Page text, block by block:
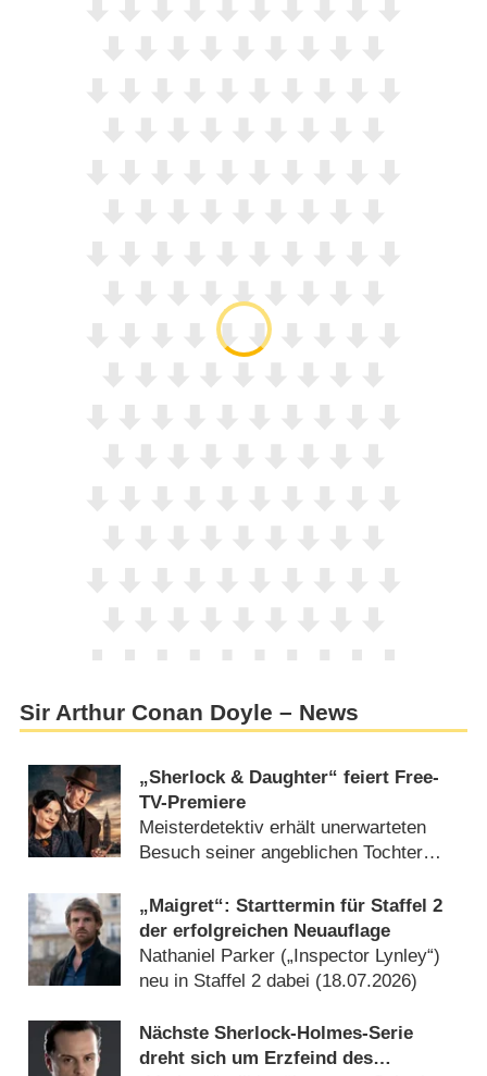
Sir Arthur Conan Doyle – News
„Sherlock & Daughter“ feiert Free-
TV-Premiere
Meisterdetektiv erhält unerwarteten
Besuch seiner angeblichen Tochter
„Maigret“: Starttermin für Staffel 2
der erfolgreichen Neuauflage
Nathaniel Parker („Inspector Lynley“)
neu in Staffel 2 dabei (18.07.2026)
Nächste Sherlock-Holmes-Serie
dreht sich um Erzfeind des